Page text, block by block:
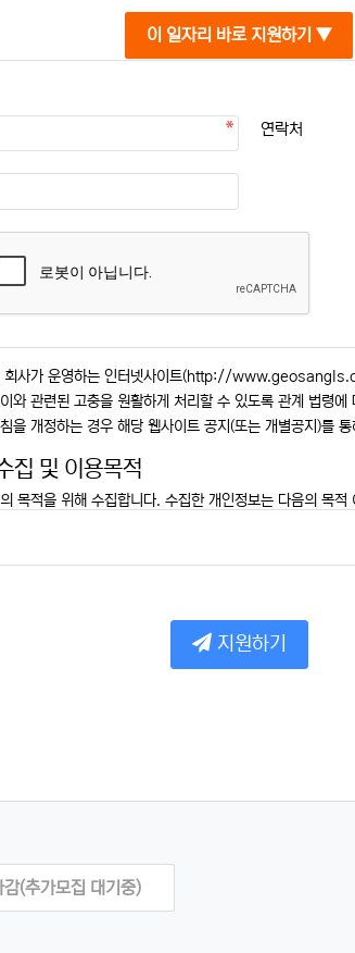
이 일자리 바로 지원하기 ▼
연락처
회사가 운영하는 인터넷사이트(http://
와 관련된 고충을 원활하게 처리할 수 있도록 관계 법령
을 개정하는 경우 해당 웹사이트 공지(또는 개별공지)를
집 및 이용목적
목적을 위해 수집합니다. 수집한 개인정보는 다음의 목
맞춤서비스 제공, 본인인증, 연령인증, 기타 입력 등 목적
, 휴대전화번호
리과정에서 자동으로 생성되어 수집되는 정보
, 쿠키(Cookie), 서비스 이용 기록, 접속 로그
지원하기
감(추가모집 대기중)